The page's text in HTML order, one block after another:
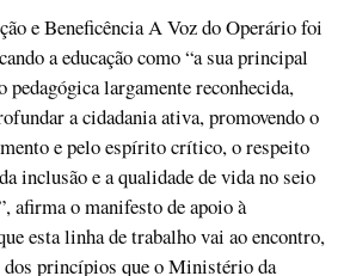
e Beneficência A Voz do Operário foi
a educação como “a sua principal
pedagógica largamente reconhecida,
a cidadania ativa, promovendo o
e pelo espírito crítico, o respeito
inclusão e a qualidade de vida no seio
afirma o manifesto de apoio à
esta linha de trabalho vai ao encontro,
dos princípios que o Ministério da